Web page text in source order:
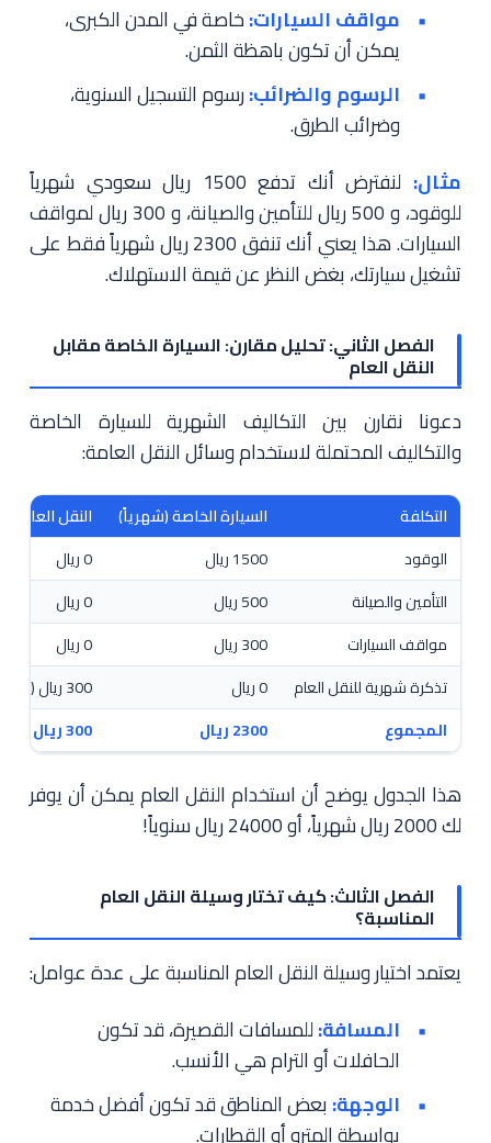
مواقف السيارات:خاصة في المدن الكبرى،
يمكن أن تكون باهظة الثمن.
الرسوم والضرائب:رسوم التسجيل السنوية،
وضرائب الطرق.
مثال:
لنفترض أنك تدفع 1500 ريال سعودي شهرياً
للوقود، و 500 ريال للتأمين والصيانة، و 300 ريال لمواقف
السيارات. هذا يعني أنك تنفق 2300 ريال شهرياً فقط على
تشغيل سيارتك، بغض النظر عن قيمة الاستهلاك.
الفصل الثاني: تحليل مقارن: السيارة الخاصة مقابل
النقل العام
دعونا نقارن بين التكاليف الشهرية للسيارة الخاصة
والتكاليف المحتملة لاستخدام وسائل النقل العامة:
التكلفة السيارة الخاصة (شهرياً)
النقل العام
الوقود
1500 ريال
0 ريال
التأمين والصيانة
500 ريال
0 ريال
مواقف السيارات
300 ريال
0 ريال
تذكرة شهرية للنقل العام
0 ريال
300 ريال (مثال)
المجموع
2300 ريال 300 ريال
هذا الجدول يوضح أن استخدام النقل العام يمكن أن يوفر
لك 2000 ريال شهرياً، أو 24000 ريال سنوياً!
الفصل الثالث: كيف تختار وسيلة النقل العام
المناسبة؟
يعتمد اختيار وسيلة النقل العام المناسبة على عدة عوامل:
المسافة:للمسافات القصيرة، قد تكون
الحافلات أو الترام هي الأنسب.
الوجهة: بعض المناطق قد تكون أفضل خدمة
بواسطة المترو أو القطارات.